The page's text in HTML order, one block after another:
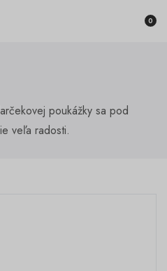
0
poukážky sa pod
veľa radosti.
členov #studió
#studió. Prihláste sa na
limitovanými zľavami a